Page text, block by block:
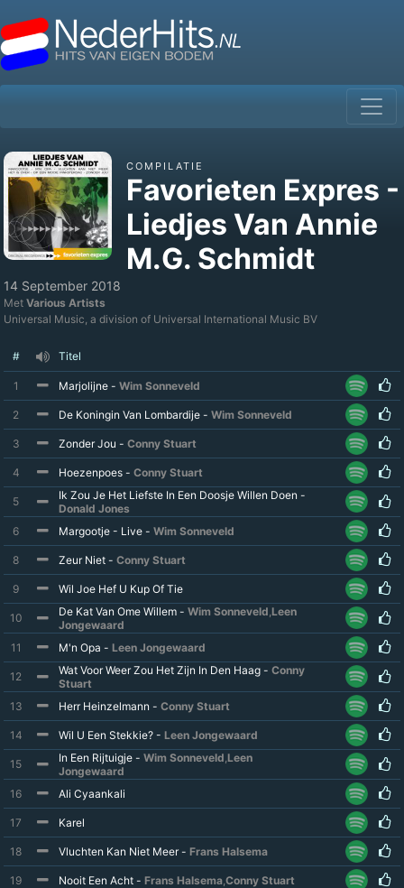
COMPILATIE
Favorieten Expres -
Liedjes Van Annie
M.G. Schmidt
14 September 2018
Met Various Artists
Universal Music, a division of Universal International Music BV
# Titel
1 Marjolijne - Wim Sonneveld
2 De Koningin Van Lombardije - Wim Sonneveld
3 Zonder Jou - Conny Stuart
4 Hoezenpoes - Conny Stuart
5
Ik Zou Je Het Liefste In Een Doosje Willen Doen -
Donald Jones
6
Margootje - Live - Wim Sonneveld
8 Zeur Niet - Conny Stuart
9 Wil Joe Hef U Kup Of Tie
10 De Kat Van Ome Willem - Wim Sonneveld,Leen
Jongewaard
11
M'n Opa - Leen Jongewaard
12 Wat Voor Weer Zou Het Zijn In Den Haag - Conny
Stuart
13
Herr Heinzelmann - Conny Stuart
14 Wil U Een Stekkie? - Leen Jongewaard
15 In Een Rijtuigje - Wim Sonneveld,Leen
Jongewaard
16
Ali Cyaankali
17 Karel
18 Vluchten Kan Niet Meer - Frans Halsema
19 Nooit Een Acht - Frans Halsema,Conny Stuart